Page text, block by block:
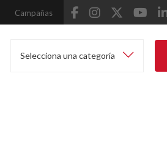
Campañas
Selecciona una categoría